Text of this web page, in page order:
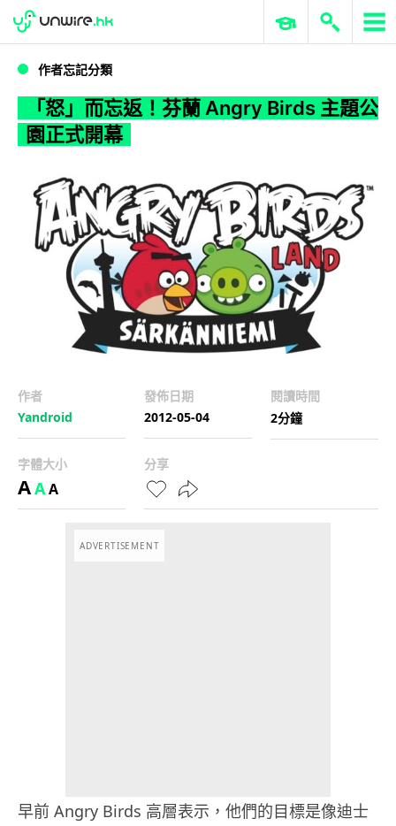
WWDC 2026 ERP 與商業 AI
作者忘記分類
「怒」而忘返！芬蘭 Angry Birds 主題公
園正式開幕
作者
Yandroid
發佈日期
2012-05-04
閱讀時間
2分鐘
字體大小
AAA
分享
ADVERTISEMENT
早前 Angry Birds 高層表示，他們的目標是像迪士